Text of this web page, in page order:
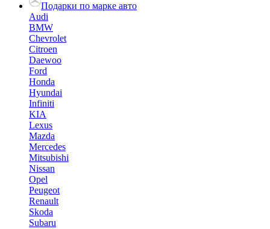
Подарки по марке авто
Audi
BMW
Chevrolet
Citroen
Daewoo
Ford
Honda
Hyundai
Infiniti
KIA
Lexus
Mazda
Mercedes
Mitsubishi
Nissan
Opel
Peugeot
Renault
Skoda
Subaru